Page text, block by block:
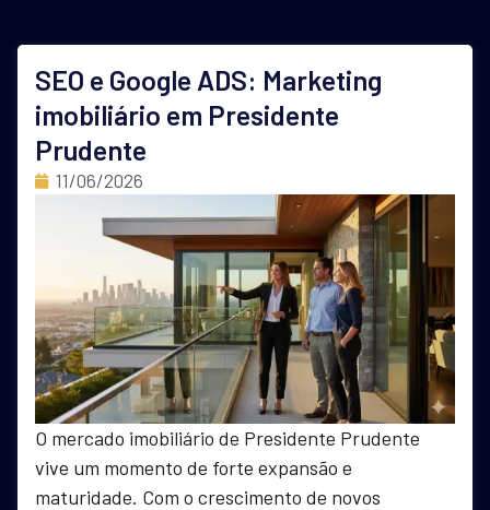
SEO e Google ADS: Marketing
imobiliário em Presidente
Prudente
11/06/2026
O mercado imobiliário de Presidente Prudente
vive um momento de forte expansão e
maturidade. Com o crescimento de novos